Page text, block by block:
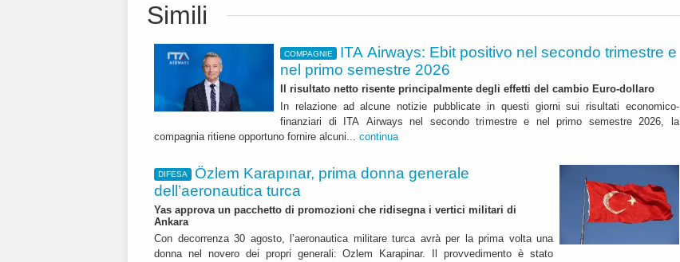
Simili
COMPAGNIE
ITA Airways: Ebit positivo nel secondo trimestre e
nel primo semestre 2026
Il risultato netto risente principalmente degli effetti del cambio Euro-dollaro
In relazione ad alcune notizie pubblicate in questi giorni sui risultati economico-
finanziari di ITA Airways nel secondo trimestre e nel primo semestre 2026, la
compagnia ritiene opportuno fornire alcuni... continua
DIFESA
Özlem Karapınar, prima donna generale
dell’aeronautica turca
Yas approva un pacchetto di promozioni che ridisegna i vertici militari di
Ankara
Con decorrenza 30 agosto, l’aeronautica militare turca avrà per la prima volta una
donna nel novero dei propri generali: Ozlem Karapinar. Il provvedimento è stato